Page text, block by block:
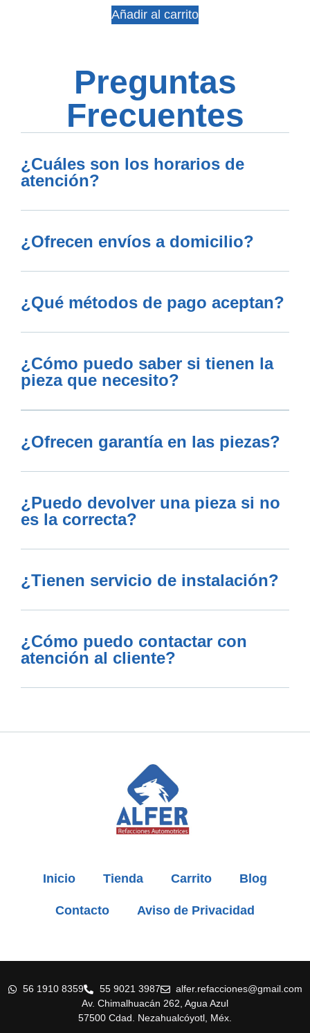
Añadir al carrito
Preguntas
Frecuentes
¿Cuáles son los horarios de
atención?
¿Ofrecen envíos a domicilio?
¿Qué métodos de pago aceptan?
¿Cómo puedo saber si tienen la
pieza que necesito?
¿Ofrecen garantía en las piezas?
¿Puedo devolver una pieza si no
es la correcta?
¿Tienen servicio de instalación?
¿Cómo puedo contactar con
atención al cliente?
Inicio Tienda Carrito Blog
Contacto Aviso de Privacidad
56 1910 8359 55 9021 3987
alfer.refacciones@gmail.com
Av. Chimalhuacán 262, Agua Azul
57500 Cdad. Nezahualcóyotl, Méx.